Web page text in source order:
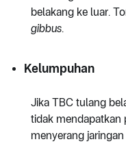
belakang ke luar.
gibbus.
Kelumpuhan
Jika TBC tulang
tidak mendapatkan
menyerang